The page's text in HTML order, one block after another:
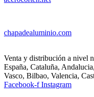
chapadealuminio.com
Venta y distribución a nivel
España, Cataluña,
Vasco, Bilbao, Valencia,
Facebook-f Instagram